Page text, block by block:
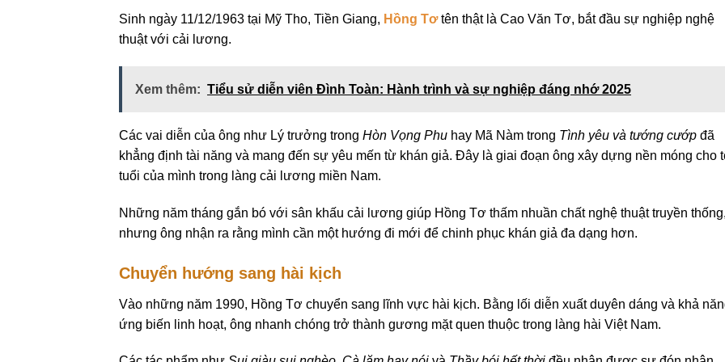
Sinh ngày 11/12/1963 tại Mỹ Tho, Tiền Giang, Hồng Tơtên thật là Cao Văn Tơ, bắt đầu sự nghiệp nghệ
thuật với cải lương.
Xem thêm: Tiểu sử diễn viên Đình Toàn: Hành trình và sự nghiệp đáng nhớ 2025
Các vai diễn của ông như Lý trưởng trong Hòn Vọng Phu hay Mã Nàm trong Tình yêu và tướng cướp đã
khẳng định tài năng và mang đến sự yêu mến từ khán giả. Đây là giai đoạn ông xây dựng nền móng cho
tuổi của mình trong làng cải lương miền Nam.
Những năm tháng gắn bó với sân khấu cải lương giúp Hồng Tơ thấm nhuần chất nghệ thuật truyền thống,
nhưng ông nhận ra rằng mình cần một hướng đi mới để chinh phục khán giả đa dạng hơn.
Chuyển hướng sang hài kịch
Vào những năm 1990, Hồng Tơ chuyển sang lĩnh vực hài kịch. Bằng lối diễn xuất duyên dáng và khả
ứng biến linh hoạt, ông nhanh chóng trở thành gương mặt quen thuộc trong làng hài Việt Nam.